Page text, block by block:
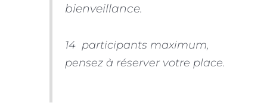
bienveillance.
14 participants maximum,
pensez à réserver votre place.